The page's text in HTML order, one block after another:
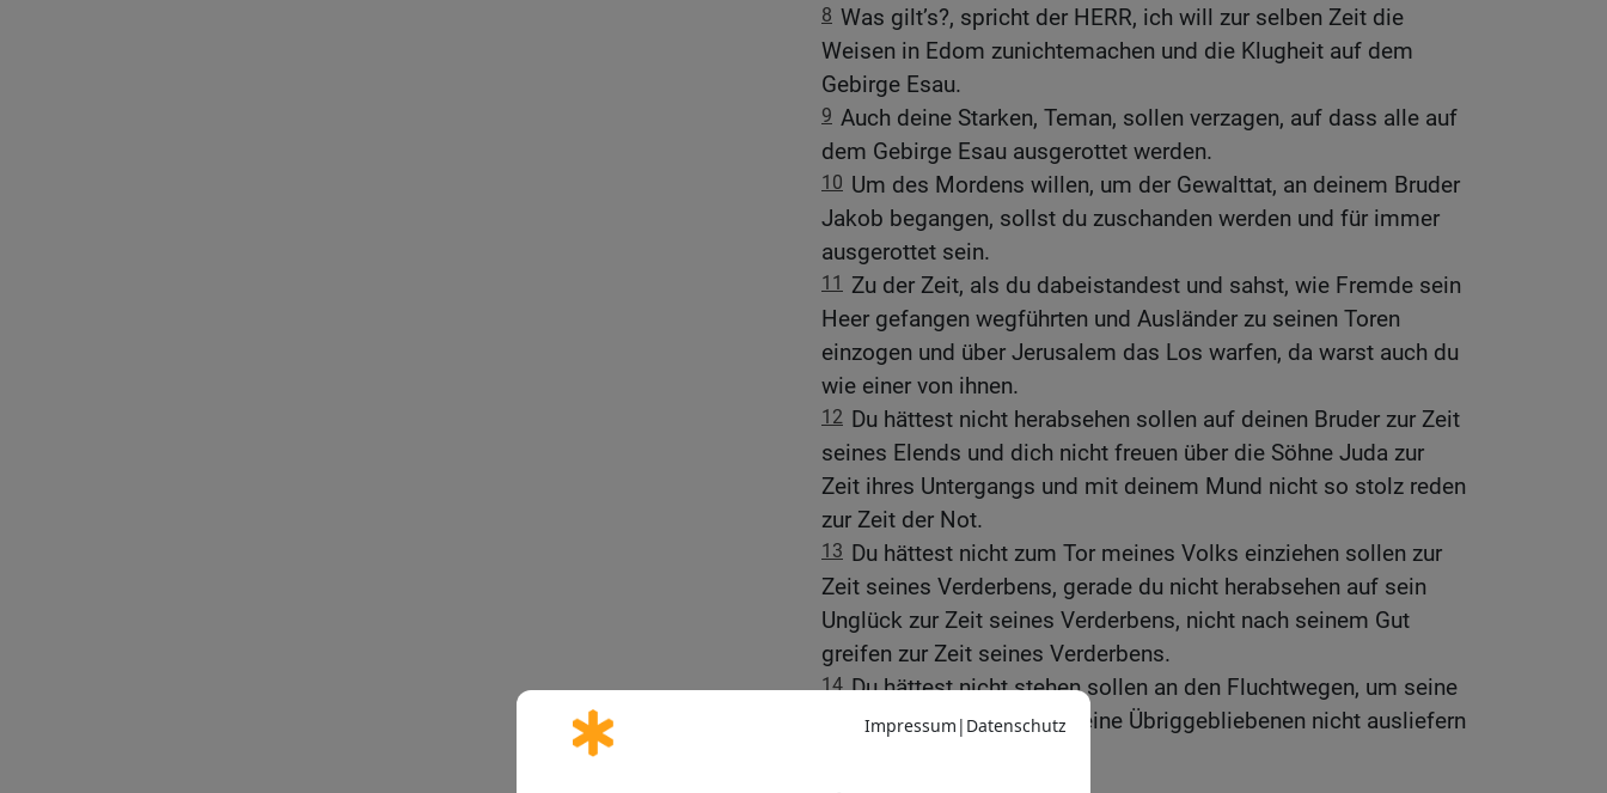
8 Was gilt’s?, spricht der HERR, ich will zur selben Zeit die
Weisen in Edom zunichtemachen und die Klugheit auf dem
Gebirge Esau.
9 Auch deine Starken, Teman, sollen verzagen, auf dass alle auf
dem Gebirge Esau ausgerottet werden.
10 Um des Mordens willen, um der Gewalttat, an deinem Bruder
Jakob begangen, sollst du zuschanden werden und für immer
ausgerottet sein.
11
Zu der Zeit, als du dabeistandest und sahst, wie Fremde sein
Heer gefangen wegführten und Ausländer zu seinen Toren
einzogen und über Jerusalem das Los warfen, da warst auch du
wie einer von ihnen.
12 Du hättest nicht herabsehen sollen auf deinen Bruder zur Zeit
seines Elends und dich nicht freuen über die Söhne Juda zur
Zeit ihres Untergangs und mit deinem Mund nicht so stolz reden
zur Zeit der Not.
13 Du hättest nicht zum Tor meines Volks einziehen sollen zur
Zeit seines Verderbens, gerade du nicht herabsehen auf sein
Unglück zur Zeit seines Verderbens, nicht nach seinem Gut
greifen zur Zeit seines Verderbens.
14 Du hättest nicht stehen sollen an den Fluchtwegen, um seine
Entronnenen zu morden, seine Übriggebliebenen nicht ausliefern